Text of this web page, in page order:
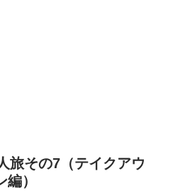
旅その7（テイクアウ
）